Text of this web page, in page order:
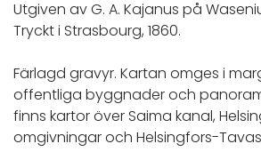
Utgiven av G. A. Kajanus på
Tryckt i Strasbourg, 1860.
Färlagd gravyr. Kartan omges i
offentliga byggnader och
finns kartor över Saima kanal,
omgivningar och Helsingfors-